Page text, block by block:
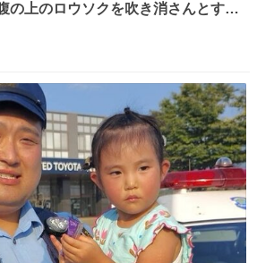
の上のロウソクを吹き消さんとする
ったし、お産後の股裂け状態でのト
い安村の体勢」が1番楽